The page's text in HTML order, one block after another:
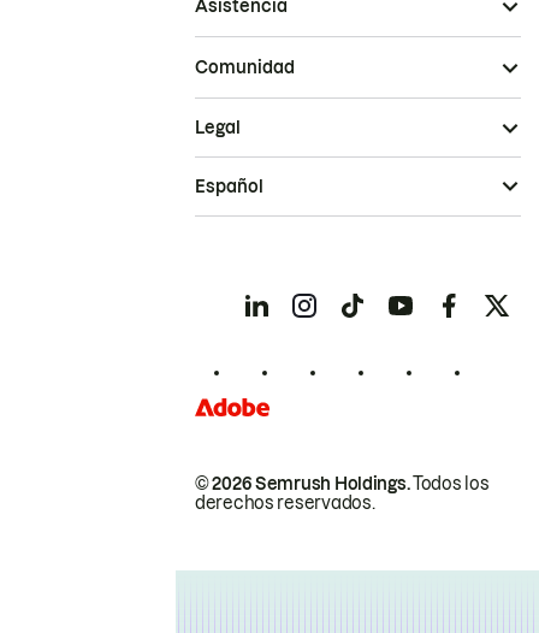
Asistencia
Comunidad
© 2026 Semrush Holdings.Todos los
derechos reservados.
Legal
Español